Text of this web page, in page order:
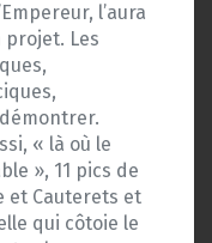
l’aura
projet. Les
« là où le
», 11 pics de
et Cauterets et
qui côtoie le